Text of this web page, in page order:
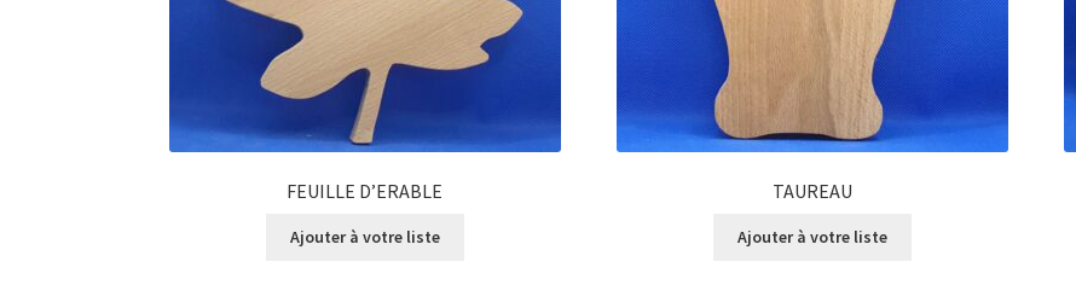
FEUILLE D’ERABLE
Ajouter à votre liste
TAUREAU
Ajouter à votre liste